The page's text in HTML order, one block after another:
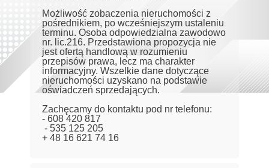
Możliwość zobaczenia nieruchomości z
pośrednikiem, po wcześniejszym ustaleniu
terminu. Osoba odpowiedzialna zawodowo
nr. lic.216. Przedstawiona propozycja nie
jest ofertą handlową w rozumieniu
przepisów prawa, lecz ma charakter
informacyjny. Wszelkie dane dotyczące
nieruchomości uzyskano na podstawie
oświadczeń sprzedających.
Zachęcamy do kontaktu pod nr telefonu:
- 608 420 817
- 535 125 205
+ 48 16 621 74 16